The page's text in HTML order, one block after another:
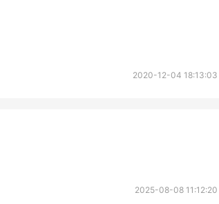
2020-12-04 18:13:03
2025-08-08 11:12:20